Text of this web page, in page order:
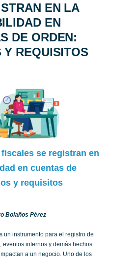
NUESTROS
EXPERTOS
TODO SOBRE
EL CFDI 4.0
EN LA
EN
DE ORDEN:
Y REQUISITOS
se registran en
en cuentas de
y requisitos
Bolaños Pérez
un instrumento para el registro de
eventos internos y demás hechos
a un negocio. Uno de los